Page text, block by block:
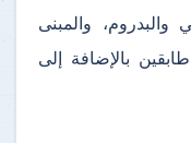
والبدروم، والمبنى
بالإضافة إلى